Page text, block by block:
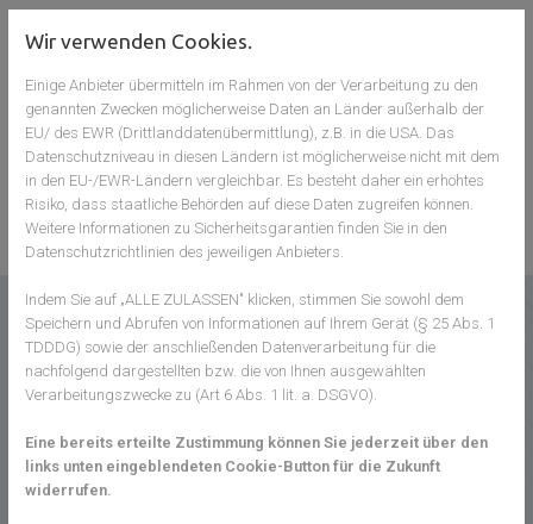
Zurück zur Übersicht
Mit kollegialen Grüßen
Das könnte Sie auch
interessieren
Wir verwenden Cookies.
Einige Anbieter übermitteln im Rahmen von der Verarbeitung zu den
genannten Zwecken möglicherweise Daten an Länder außerhalb der
EU/ des EWR (Drittlanddatenübermittlung), z.B. in die USA. Das
Datenschutzniveau in diesen Ländern ist möglicherweise nicht mit dem
in den EU-/EWR-Ländern vergleichbar. Es besteht daher ein erhöhtes
Risiko, dass staatliche Behörden auf diese Daten zugreifen können.
Weitere Informationen zu Sicherheitsgarantien finden Sie in den
Datenschutzrichtlinien des jeweiligen Anbieters.
Indem Sie auf „ALLE ZULASSEN" klicken, stimmen Sie sowohl dem
Speichern und Abrufen von Informationen auf Ihrem Gerät (§ 25 Abs. 1
TDDDG) sowie der anschließenden Datenverarbeitung für die
nachfolgend dargestellten bzw. die von Ihnen ausgewählten
Verarbeitungszwecke zu (Art 6 Abs. 1 lit. a. DSGVO).
Eine bereits erteilte Zustimmung können Sie jederzeit über den
links unten eingeblendeten Cookie-Button für die Zukunft
widerrufen.